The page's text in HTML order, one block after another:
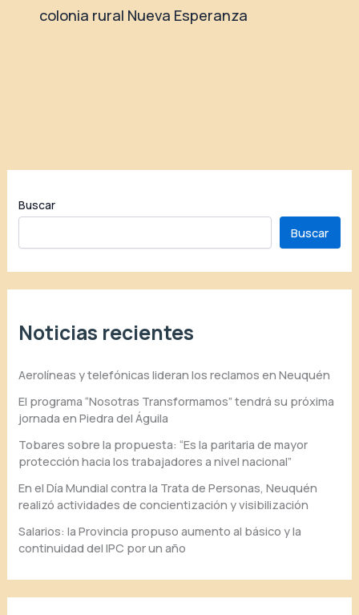
colonia rural Nueva Esperanza
Buscar
Buscar
Noticias recientes
Aerolíneas y telefónicas lideran los reclamos en Neuquén
El programa “Nosotras Transformamos” tendrá su próxima
jornada en Piedra del Águila
Tobares sobre la propuesta: “Es la paritaria de mayor
protección hacia los trabajadores a nivel nacional”
En el Día Mundial contra la Trata de Personas, Neuquén
realizó actividades de concientización y visibilización
Salarios: la Provincia propuso aumento al básico y la
continuidad del IPC por un año